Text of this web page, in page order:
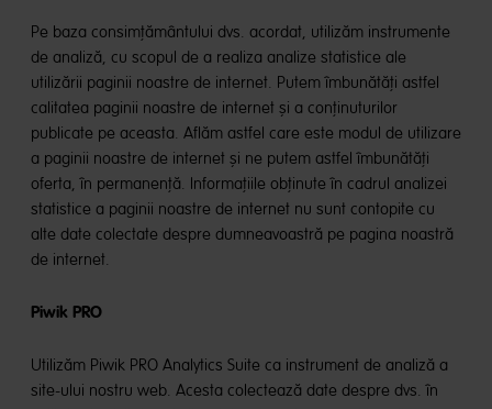
Pe baza consimțământului dvs. acordat, utilizăm instrumente
de analiză, cu scopul de a realiza analize statistice ale
utilizării paginii noastre de internet. Putem îmbunătăți astfel
calitatea paginii noastre de internet și a conținuturilor
publicate pe aceasta. Aflăm astfel care este modul de utilizare
a paginii noastre de internet și ne putem astfel îmbunătăți
oferta, în permanență. Informațiile obținute în cadrul analizei
statistice a paginii noastre de internet nu sunt contopite cu
alte date colectate despre dumneavoastră pe pagina noastră
de internet.
Piwik PRO
Utilizăm Piwik PRO Analytics Suite ca instrument de analiză a
site-ului nostru web. Acesta colectează date despre dvs. în